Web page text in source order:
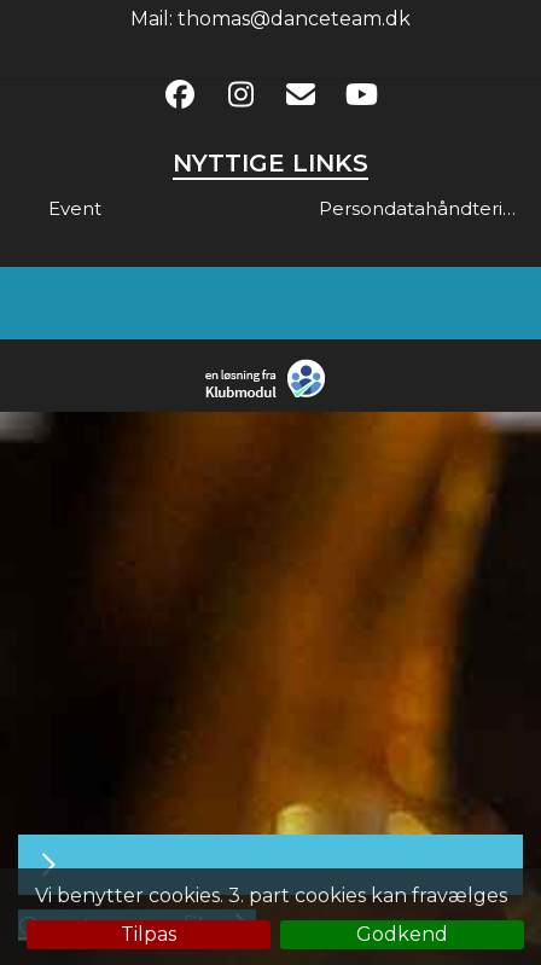
Vi benytter cookies. 3. part cookies kan fravælges
Tilpas
Godkend
Mail: thomas@danceteam.dk
NYTTIGE LINKS
Event Persondatahåndtering & Gdpr
Opret en profil